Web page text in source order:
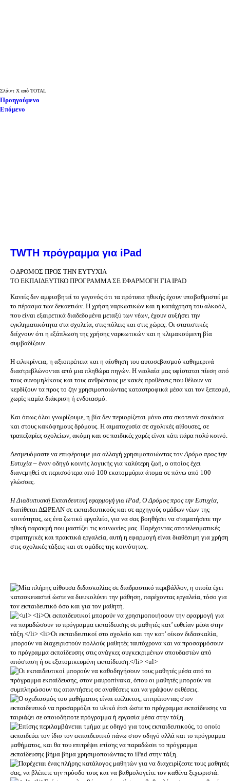
Σλάιντ X από TOTAL
Προηγούμενο
Επόμενο
TWTH πρόγραμμα για iPad
Ο ΔΡΟΜΟΣ ΠΡΟΣ ΤΗΝ ΕΥΤΥΧΙΑ
ΤΟ ΕΚΠΑΙΔΕΥTIΚΟ ΠΡΟΓΡΑΜΜΑ ΣΕ ΕΦΑΡΜΟΓΗ ΓΙΑ IPAD
Κανείς δεν αμφισβητεί το γεγονός ότι τα πρότυπα ηθικής έχουν υποβαθμιστεί με
το πέρασμα των δεκαετιών. Η χρήση ναρκωτικών και η κατάχρηση του αλκοόλ,
που είναι εξαιρετικά διαδεδομένα μεταξύ των νέων, έχουν αυξήσει την
εγκληματικότητα στα σχολεία, στις πόλεις και στις χώρες. Οι στατιστικές
δείχνουν ότι η εξάπλωση της χρήσης ναρκωτικών και η κλιμακούμενη βία
συμβαδίζουν.
Η ειλικρίνεια, η αξιοπρέπεια και η αίσθηση του αυτοσεβασμού καθημερινά
διαστρεβλώνονται από μια πληθώρα πηγών. Η νεολαία μας υφίσταται πίεση από
τους συνομηλίκους και τους ανθρώπους με κακές προθέσεις που θέλουν να
κερδίζουν τα προς το ζην χρησιμοποιώντας καταστροφικά μέσα και τον ξεπεσμό,
χωρίς καμία διάκριση ή ενδοιασμό.
Και όπως όλοι γνωρίζουμε, η βία δεν περιορίζεται μόνο στα σκοτεινά σοκάκια
και στους κακόφημους δρόμους. Η αιματοχυσία σε σχολικές αίθουσες, σε
τραπεζαρίες σχολείων, ακόμη και σε παιδικές χαρές είναι κάτι πάρα πολύ κοινό.
Δεσμευόμαστε να επιφέρουμε μια αλλαγή χρησιμοποιώντας τονΔρόμο προς την
Ευτυχία – έναν οδηγό κοινής λογικής για καλύτερη ζωή, ο οποίος έχει
διανεμηθεί σε περισσότερα από 100 εκατομμύρια άτομα σε πάνω από 100
γλώσσες.
Η Διαδικτυακή Εκπαιδευτική εφαρμογή για iPad, Ο Δρόμος προς την Ευτυχία,
διατίθεται ΔΩΡΕΑΝ σε εκπαιδευτικούς και σε αρχηγούς οµάδων νέων της
κοινότητας, ως ένα ζωτικό εργαλείο, για να σας βοηθήσει να σταµατήσετε την
ηθική παρακµή που μαστίζει τις κοινωνίες μας. Παρέχοντας αποτελεσματικές
στρατηγικές και πρακτικά εργαλεία, αυτή η εφαρμογή είναι διαθέσιμη για χρήση
στις σχολικές τάξεις και σε ομάδες της κοινότητας.